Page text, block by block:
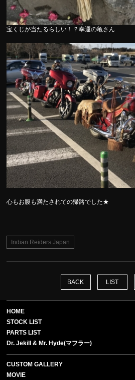
宝くじが当たるらしい！？幸運の亀さん
心もお腹も満たされての帰路でした★
Indian Reiders Japan
BACK LIST
HOME
STOCK LIST
PARTS LIST
Dr. Jekill & Mr. Hyde(マフラー)
CUSTOM GALLERY
MOVIE